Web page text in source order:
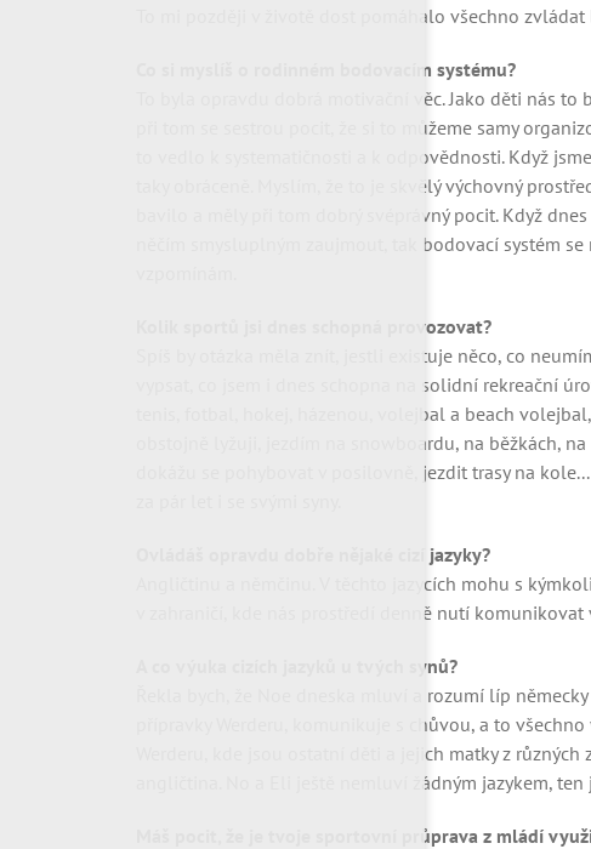
To mi později v životě dost pomáhalo všechno
Co si myslíš o rodinném bodovacím systému?
To byla opravdu dobrá motivační věc. Jako děti nás
při tom se sestrou pocit, že si to můžeme samy
to vedlo k systematičnosti a k odpovědnosti. Když
taky obráceně. Myslím, že to je skvělý výchovný
bavilo a měly při tom dobrý svéprávný pocit. Když
něčím smysluplným zaujmout, tak bodovací systém
Kolik sportů jsi dnes schopná provozovat?
Spíš by otázka měla znít, jestli existuje něco, co
vypsat, co jsem i dnes schopna na solidní rekreační
tenis, fotbal, hokej, házenou, volejbal a beach
obstojně lyžuji, jezdím na snowboardu, na běžkách,
dokážu se pohybovat v posilovně, jezdit trasy na
Ovládáš opravdu dobře nějaké cizí jazyky?
Angličtinu a němčinu. V těchto jazycích mohu s
v zahraničí, kde nás prostředí denně nutí
A co výuka cizích jazyků u tvých synů?
Řekla bych, že Noe dneska mluví a rozumí líp
přípravky Werderu, komunikuje s chůvou, a to
Werderu, kde jsou ostatní děti a jejich matky z
angličtina. No a Eli ještě nemluví žádným jazykem,
Máš pocit, že je tvoje sportovní průprava z mládí